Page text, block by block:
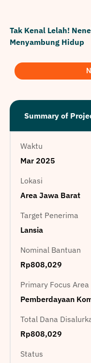
Tak Kenal Lelah!
Menyambung Hidup
Summary of
Waktu
Mar 2025
Lokasi
Area Jawa Barat
Target Penerima
Lansia
Nominal Bantuan
Rp808,029
Primary Focus Area
Pemberdayaan
Total Dana
Rp808,029
Status